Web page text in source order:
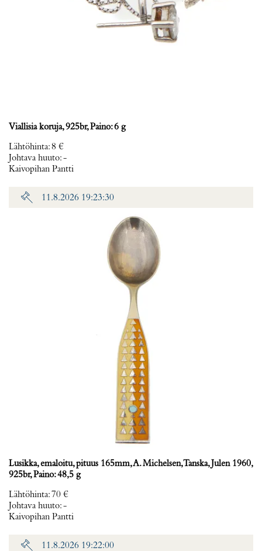
Viallisia koruja, 925br, Paino: 6 g
Lähtöhinta:8 €
Johtava huuto:-
Kaivopihan Pantti
11.8.2026 19:23:30
Lusikka, emaloitu, pituus 165mm, A. Michelsen, Tanska, Julen 1960,
925br, Paino: 48,5 g
Lähtöhinta:70 €
Johtava huuto:-
Kaivopihan Pantti
11.8.2026 19:22:00